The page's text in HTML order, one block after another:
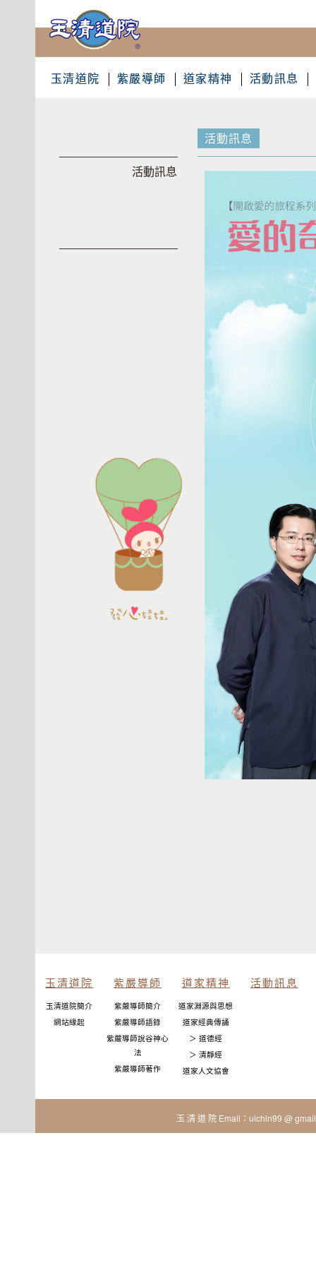
玉清道院 紫嚴導師 道家精神 活動訊息
活動訊息
活動訊息
玉清道院
玉清道院簡介
網站緣起
紫嚴導師
紫嚴導師簡介
紫嚴導師語錄
紫嚴導師說谷神心
法
紫嚴導師著作
道家精神
道家淵源與思想
道家經典傳誦
＞ 道德經
＞ 清靜經
道家人文協會
活動訊息
玉 清 道 院 Email：uichin99 @